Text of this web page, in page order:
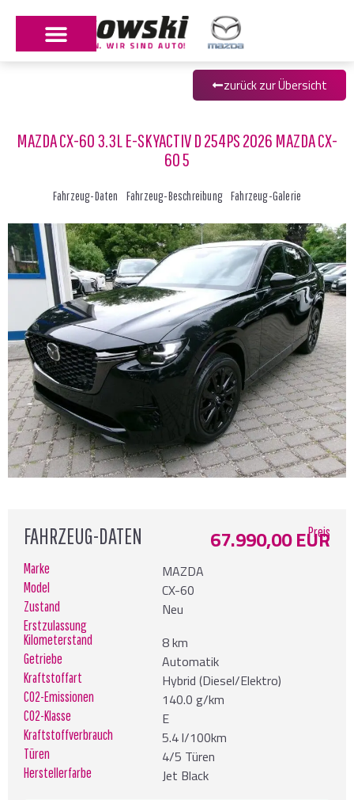
zurück zur Übersicht
MAZDA CX-60 3.3L E-SKYACTIV D 254PS 2026 MAZDA CX-
60 5
Fahrzeug-Daten Fahrzeug-Beschreibung Fahrzeug-Galerie
FAHRZEUG-DATEN Preis
67.990,00 EUR
Marke MAZDA
Model CX-60
Zustand Neu
Erstzulassung
Kilometerstand
8 km
Getriebe Automatik
Kraftstoffart Hybrid (Diesel/Elektro)
CO2-Emissionen 140.0 g/km
CO2-Klasse E
Kraftstoffverbrauch 5.4 l/100km
Türen 4/5 Türen
Herstellerfarbe Jet Black